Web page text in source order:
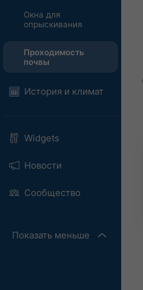
Окна для
опрыскивания
Проходимость
почвы
История и климат
Widgets
Новости
Сообщество
Показать меньше